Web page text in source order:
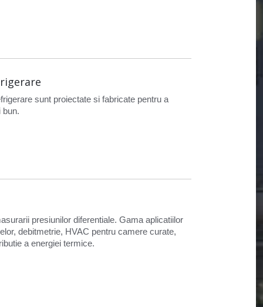
sunt proiectate si fabricate pentru a
bun.
presiunilor diferentiale. Gama aplicatiilor
debitmetrie, HVAC pentru camere curate,
a energiei termice.